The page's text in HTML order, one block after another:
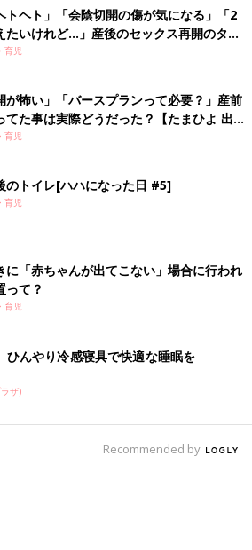
トヘト」「会陰切開の傷が気になる」「2
たいけれど…」産後のセックス再開のタイ
育児
が怖い」「バースプランって必要？」産前
てた事は実際どうだった？【たまひよ 出
育児
のトイレ[ハハになった日 #5]
育児
に「赤ちゃんが出てこない」場合に行われ
って？
育児
ひんやり冷感寝具で快適な睡眠を
ザ)
Recommended by